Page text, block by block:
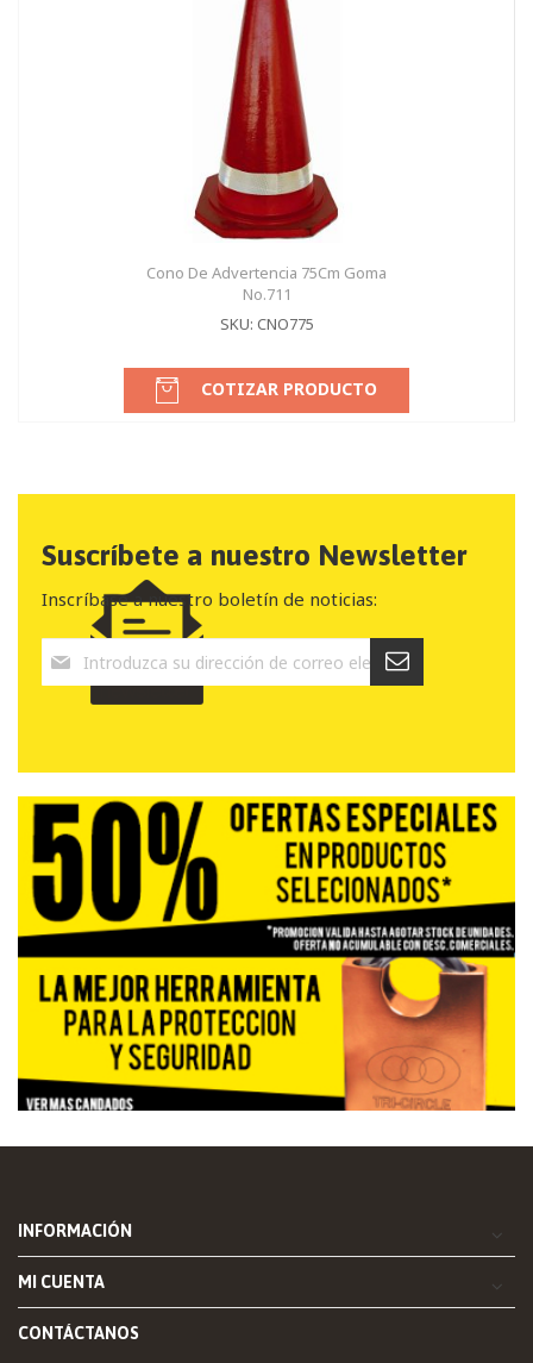
Cono De Advertencia 75Cm Goma
No.711
SKU: CNO775
COTIZAR PRODUCTO
Suscríbete a nuestro Newsletter
Inscríbase a nuestro boletín de noticias:
INFORMACIÓN
MI CUENTA
CONTÁCTANOS